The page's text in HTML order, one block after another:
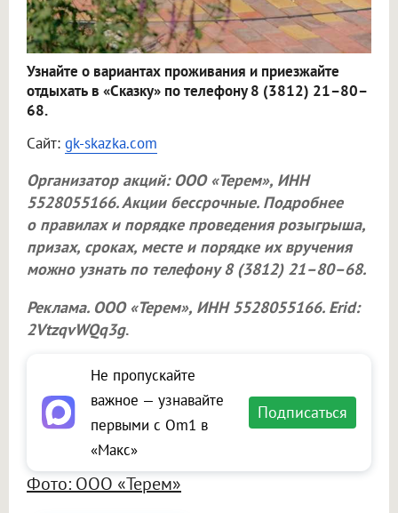
Узнайте о вариантах проживания и приезжайте
отдыхать в «Сказку» по телефону 8 (3812) 21–80–
68.
Сайт: gk-skazka.com
Организатор акций: ООО «Терем», ИНН
5528055166. Акции бессрочные. Подробнее
о правилах и порядке проведения розыгрыша,
призах, сроках, месте и порядке их вручения
можно узнать по телефону 8 (3812) 21–80–68.
Реклама. ООО «Терем», ИНН 5528055166. Erid:
2VtzqvWQq3g.
Не пропускайте
важное — узнавайте
первыми с Om1 в
«Макс»
Подписаться
Фото: ООО «Терем»